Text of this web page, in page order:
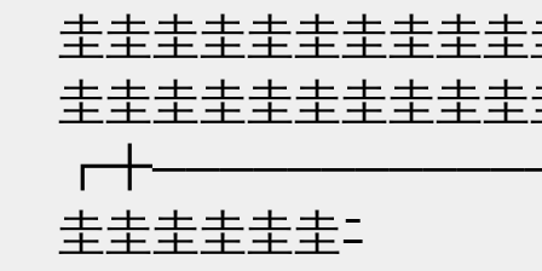
圭圭圭圭圭圭圭圭圭圭
圭圭圭圭圭圭圭圭圭
圭圭圭圭圭圭ﾆ